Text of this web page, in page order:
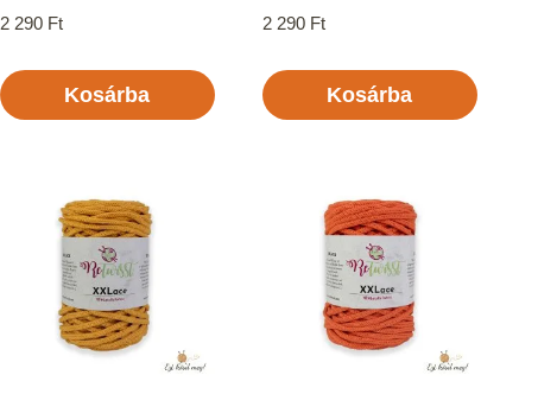
2 290 Ft
Kosárba
2 290 Ft
Kosárba